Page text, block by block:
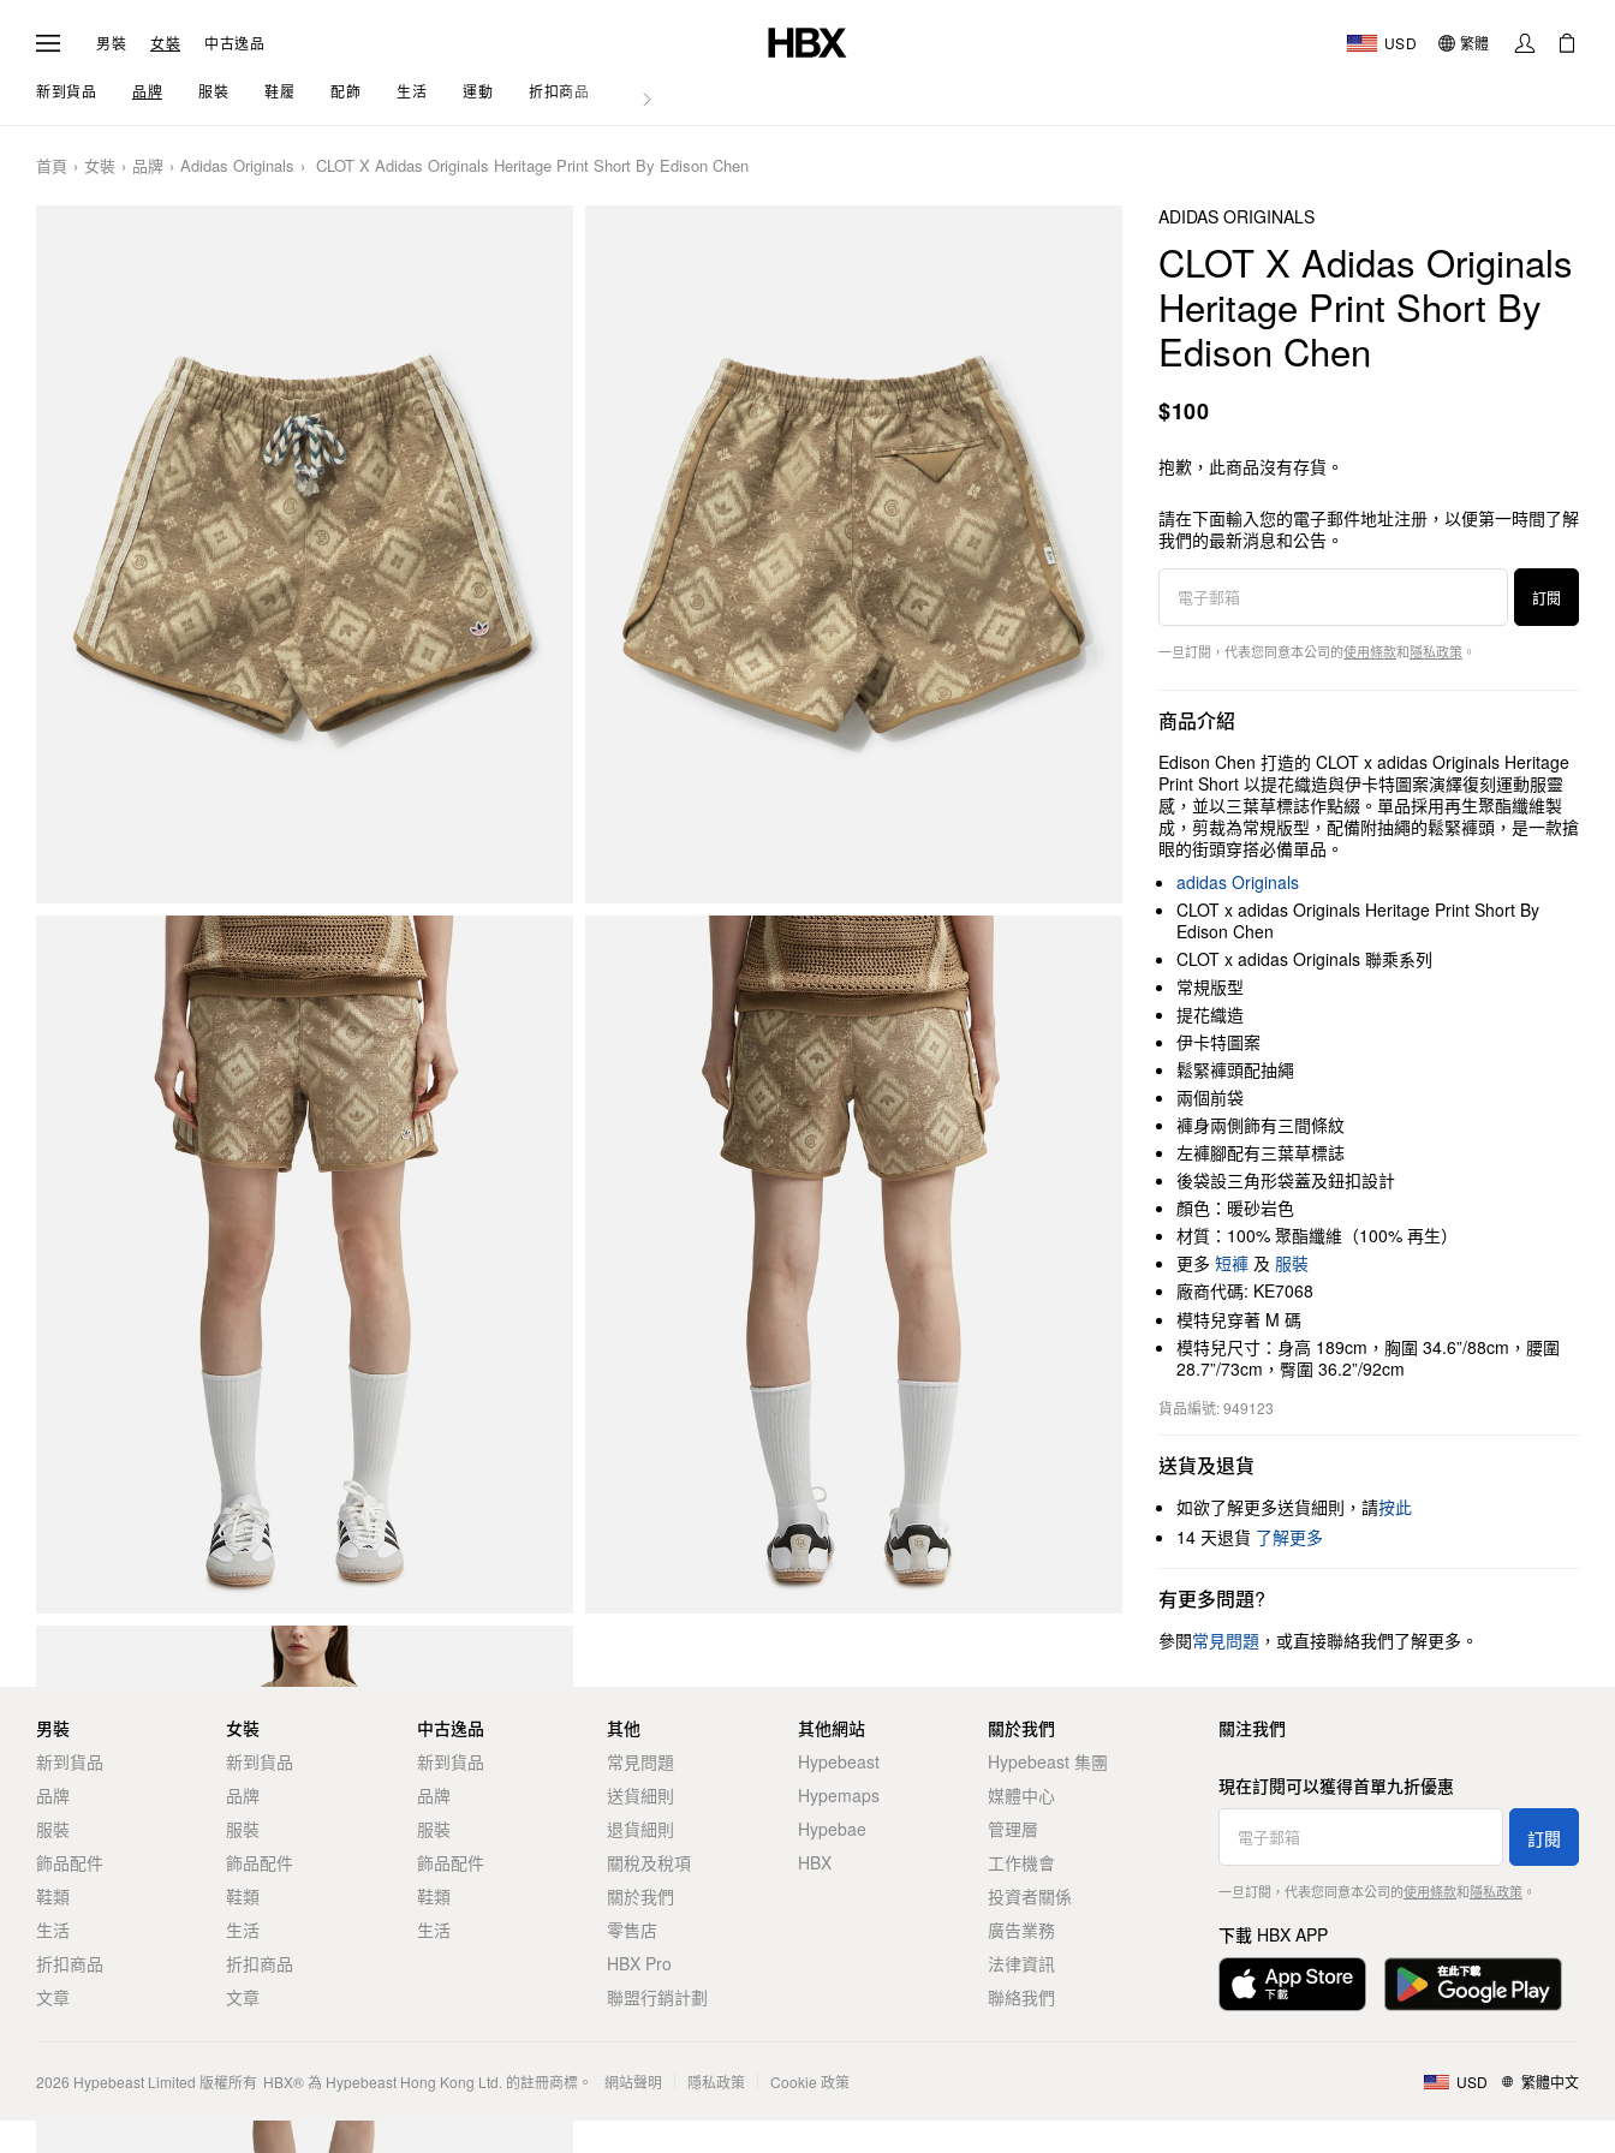
男裝 女裝 中古逸品 USD 繁體
新到貨品 品牌 服裝 鞋履 配飾 生活 運動 折扣商品 文章
首頁 女裝 品牌 Adidas Originals CLOT X Adidas Originals Heritage Print Short By Edison Chen
ADIDAS ORIGINALS
CLOT X Adidas Originals
Heritage Print Short By
Edison Chen
$100
抱歉，此商品沒有存貨。
請在下面輸入您的電子郵件地址注册，以便第一時間了解
我們的最新消息和公告。
訂閱
一旦訂閱，代表您同意本公司的使用條款和隱私政策 。
商品介紹
Edison Chen 打造的 CLOT x adidas Originals Heritage
Print Short 以提花織造與伊卡特圖案演繹復刻運動服靈
感，並以三葉草標誌作點綴。單品採用再生聚酯纖維製
成，剪裁為常規版型，配備附抽繩的鬆緊褲頭，是一款搶
眼的街頭穿搭必備單品。
adidas Originals
CLOT x adidas Originals Heritage Print Short By
Edison Chen
CLOT x adidas Originals 聯乘系列
常規版型
提花織造
伊卡特圖案
鬆緊褲頭配抽繩
兩個前袋
褲身兩側飾有三間條紋
左褲腳配有三葉草標誌
後袋設三角形袋蓋及鈕扣設計
顏色：暖砂岩色
材質：100% 聚酯纖維（100% 再生）
更多 短褲 及 服裝
廠商代碼: KE7068
模特兒穿著 M 碼
模特兒尺寸：身高 189cm，胸圍 34.6”/88cm，腰圍
28.7”/73cm，臀圍 36.2”/92cm
貨品編號: 949123
送貨及退貨
如欲了解更多送貨細則，請按此
14 天退貨 了解更多
有更多問題?
參閱常見問題 ，或直接聯絡我們了解更多。
男裝
新到貨品
品牌
服裝
飾品配件
鞋類
生活
折扣商品
文章
女裝
新到貨品
品牌
服裝
飾品配件
鞋類
生活
折扣商品
文章
中古逸品
新到貨品
品牌
服裝
飾品配件
鞋類
生活
其他
常見問題
送貨細則
退貨細則
關稅及稅項
關於我們
零售店
HBX Pro
聯盟行銷計劃
其他網站
Hypebeast
Hypemaps
Hypebae
HBX
關於我們
Hypebeast 集團
媒體中心
管理層
工作機會
投資者關係
廣告業務
法律資訊
聯絡我們
關注我們
現在訂閱可以獲得首單九折優惠
訂閱
一旦訂閱，代表您同意本公司的使用條款和隱私政策。
下載 HBX APP
2026 Hypebeast Limited 版權所有 HBX® 為 Hypebeast Hong Kong Ltd. 的註冊商標。 網站聲明 隱私政策 Cookie 政策 USD 繁體中文